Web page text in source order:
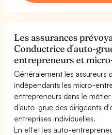
Les assurances
Conductrice d'auto-
entrepreneurs et
Généralement les assureurs
indépendants les micro-
entrepreneurs dans le
d'auto-grue des dirigeants
entreprises individuelles.
En effet les auto-